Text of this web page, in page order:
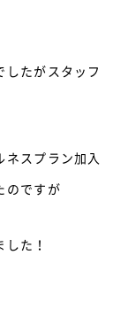
したがスタッフ
スプラン加入
のですが
た！